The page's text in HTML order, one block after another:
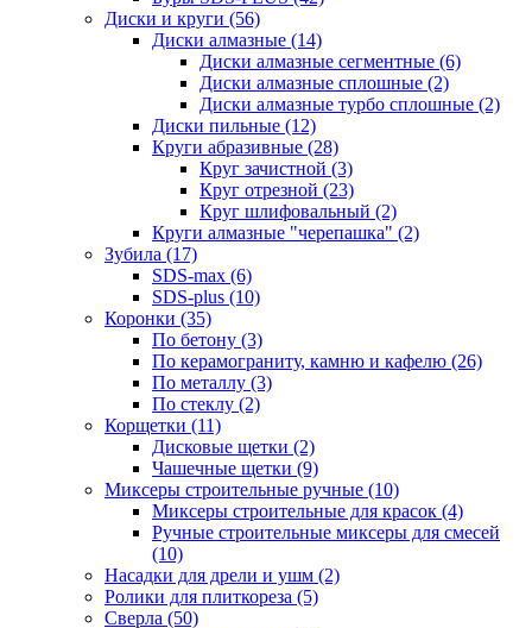
Диски и круги (56)
Диски алмазные (14)
Диски алмазные сегментные (6)
Диски алмазные сплошные (2)
Диски алмазные турбо сплошные (2)
Диски пильные (12)
Круги абразивные (28)
Круг зачистной (3)
Круг отрезной (23)
Круг шлифовальный (2)
Круги алмазные "черепашка" (2)
Зубила (17)
SDS-max (6)
SDS-plus (10)
Коронки (35)
По бетону (3)
По керамограниту, камню и кафелю (26)
По металлу (3)
По стеклу (2)
Корщетки (11)
Дисковые щетки (2)
Чашечные щетки (9)
Миксеры строительные ручные (10)
Миксеры строительные для красок (4)
Ручные строительные миксеры для смесей
(10)
Насадки для дрели и ушм (2)
Ролики для плиткореза (5)
Сверла (50)